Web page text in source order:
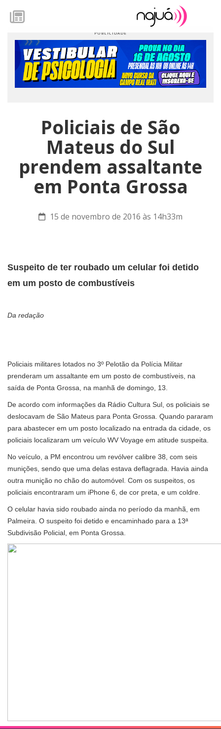
Policiais de São
Mateus do Sul
prendem assaltante
em Ponta Grossa
15 de novembro de 2016 às 14h33m
Suspeito de ter roubado um celular foi detido
em um posto de combustíveis
Da redação
Policiais militares lotados no 3º Pelotão da Polícia Militar
prenderam um assaltante em um posto de combustíveis, na
saída de Ponta Grossa, na manhã de domingo, 13.
De acordo com informações da Rádio Cultura Sul, os policiais se
deslocavam de São Mateus para Ponta Grossa. Quando pararam
para abastecer em um posto localizado na entrada da cidade, os
policiais localizaram um veículo WV Voyage em atitude suspeita.
No veículo, a PM encontrou um revólver calibre 38, com seis
munições, sendo que uma delas estava deflagrada. Havia ainda
outra munição no chão do automóvel. Com os suspeitos, os
policiais encontraram um iPhone 6, de cor preta, e um coldre.
O celular havia sido roubado ainda no período da manhã, em
Palmeira. O suspeito foi detido e encaminhado para a 13ª
Subdivisão Policial, em Ponta Grossa.